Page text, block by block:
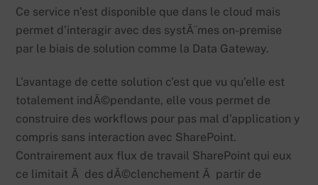
Ce service n’est disponible que dans le cloud mais
permet d’interagir avec des systÃ¨mes on-premise
par le biais de solution comme la Data Gateway.
L’avantage de cette solution c’est que vu qu’elle est
totalement indÃ©pendante, elle vous permet de
construire des workflows pour pas mal d’application y
compris sans interaction avec SharePoint.
Contrairement aux flux de travail SharePoint qui eux
ce limitait Ã des dÃ©clenchement Ã partir de